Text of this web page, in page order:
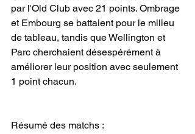
par l'Old Club avec 21 points. Ombrage
et Embourg se battaient pour le milieu
de tableau, tandis que Wellington et
Parc cherchaient désespérément à
améliorer leur position avec seulement
1 point chacun.
Résumé des matchs :